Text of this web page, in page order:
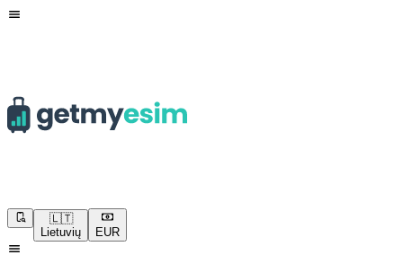
🇱🇹
Lietuvių
EUR